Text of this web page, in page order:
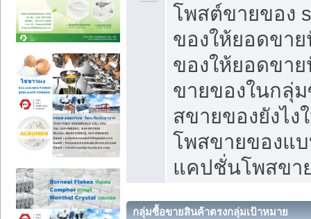
โพสต์ขายของ
ของให้ยอดขา
ของให้ยอดขา
ขายของในกลุ่
สขายของยังไ
โพสขายของแ
แคปชั่นโพสขา
กลุ่มซื้อขายสินค้าตรงกลุ่มเป้าหมาย